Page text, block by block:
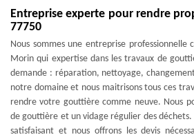
Entreprise experte pour rendre
77750
Nous sommes une entreprise professionnelle
Morin qui expertise dans les travaux de
demande : réparation, nettoyage,
notre domaine et nous maitrisons tous ces
rendre votre gouttière comme neuve. Nous
de gouttière et un vidage régulier des
satisfaisant et nous offrons les devis